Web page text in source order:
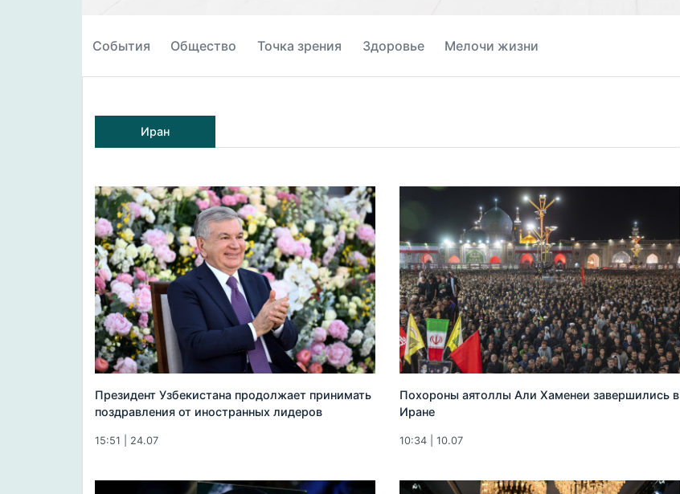
События Общество Точка зрения Здоровье Мелочи жизни
Иран
Президент Узбекистана продолжает принимать
поздравления от иностранных лидеров
15:51 | 24.07
Похороны аятоллы Али Хаменеи завершились в
Иране
10:34 | 10.07